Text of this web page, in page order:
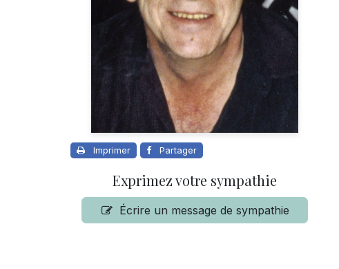
Imprimer Partager
Exprimez votre sympathie
Écrire un message de sympathie